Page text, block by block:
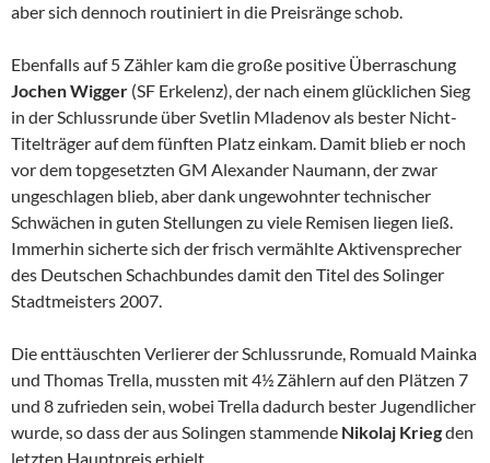
aber sich dennoch routiniert in die Preisränge schob.
Ebenfalls auf 5 Zähler kam die große positive Überraschung
Jochen Wigger (SF Erkelenz), der nach einem glücklichen Sieg
in der Schlussrunde über Svetlin Mladenov als bester Nicht-
Titelträger auf dem fünften Platz einkam. Damit blieb er noch
vor dem topgesetzten GM Alexander Naumann, der zwar
ungeschlagen blieb, aber dank ungewohnter technischer
Schwächen in guten Stellungen zu viele Remisen liegen ließ.
Immerhin sicherte sich der frisch vermählte Aktivensprecher
des Deutschen Schachbundes damit den Titel des Solinger
Stadtmeisters 2007.
Die enttäuschten Verlierer der Schlussrunde, Romuald Mainka
und Thomas Trella, mussten mit 4½ Zählern auf den Plätzen 7
und 8 zufrieden sein, wobei Trella dadurch bester Jugendlicher
wurde, so dass der aus Solingen stammende Nikolaj Kriegden
letzten Hauptpreis erhielt.